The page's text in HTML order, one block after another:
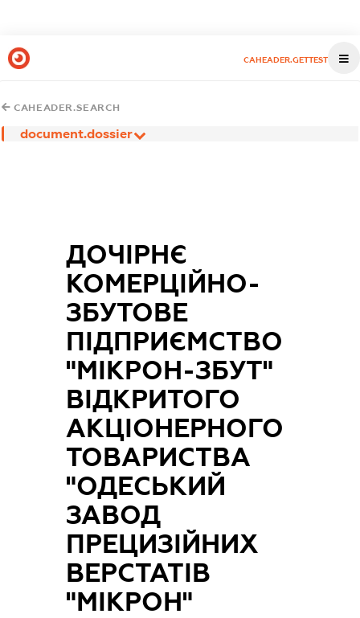
CAHEADER.GETTEST
CAHEADER.SEARCH
document.dossier
ДОЧІРНЄ
КОМЕРЦІЙНО-
ЗБУТОВЕ
ПІДПРИЄМСТВО
"МІКРОН-ЗБУТ"
ВІДКРИТОГО
АКЦІОНЕРНОГО
ТОВАРИСТВА
"ОДЕСЬКИЙ
ЗАВОД
ПРЕЦИЗІЙНИХ
ВЕРСТАТІВ
"МІКРОН"